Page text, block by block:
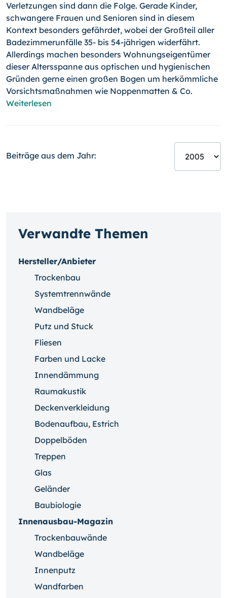
Verletzungen sind dann die Folge. Gerade Kinder,
schwangere Frauen und Senioren sind in diesem
Kontext besonders gefährdet, wobei der Großteil aller
Badezimmerunfälle 35- bis 54-jährigen widerfährt.
Allerdings machen besonders Wohnungseigentümer
dieser Altersspanne aus optischen und hygienischen
Gründen gerne einen großen Bogen um herkömmliche
Vorsichtsmaßnahmen wie Noppenmatten & Co.
Weiterlesen
Beiträge aus dem Jahr:
Verwandte Themen
Hersteller/Anbieter
Trockenbau
Systemtrennwände
Wandbeläge
Putz und Stuck
Fliesen
Farben und Lacke
Innendämmung
Raumakustik
Deckenverkleidung
Bodenaufbau, Estrich
Doppelböden
Treppen
Glas
Geländer
Baubiologie
Innenausbau-Magazin
Trockenbauwände
Wandbeläge
Innenputz
Wandfarben